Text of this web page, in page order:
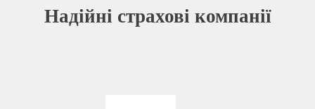
Надійні страхові компанії